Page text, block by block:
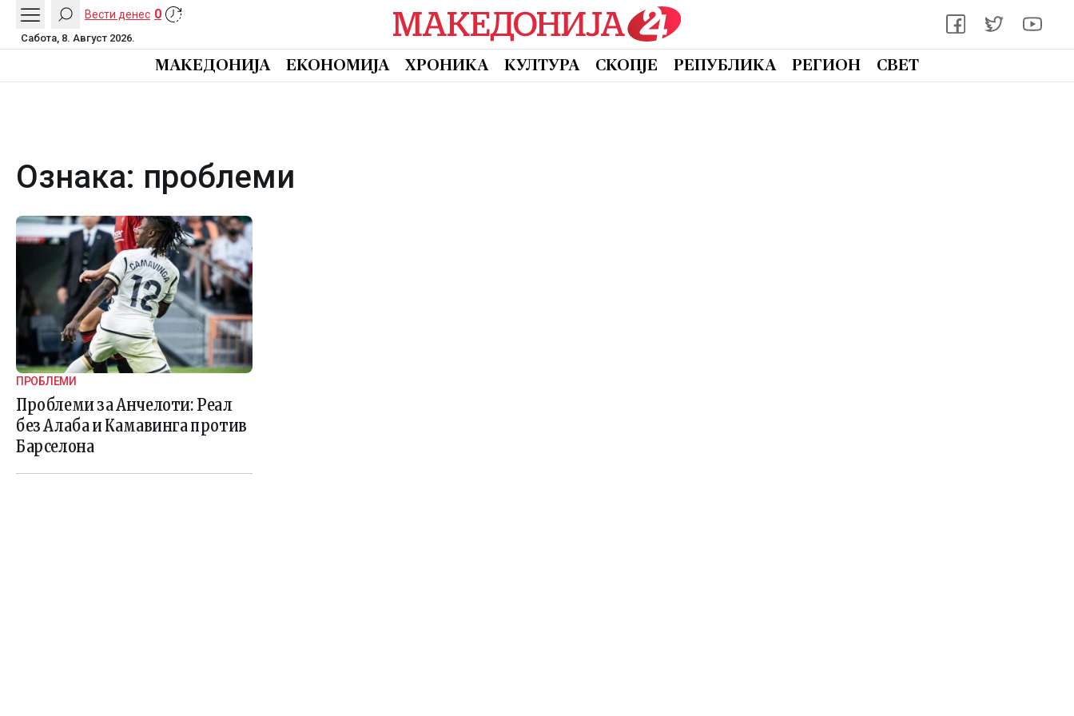
Вести денес 0
Сабота, 8. Август 2026.
МАКЕДОНИЈА ЕКОНОМИЈА ХРОНИКА КУЛТУРА СКОПЈЕ РЕПУБЛИКА РЕГИОН СВЕТ
Ознака: проблеми
ПРОБЛЕМИ
Проблеми за Анчелоти: Реал
без Алаба и Камавинга против
Барселона